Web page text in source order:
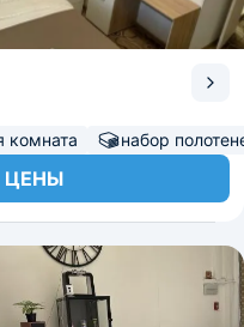
комната набор
ЦЕНЫ